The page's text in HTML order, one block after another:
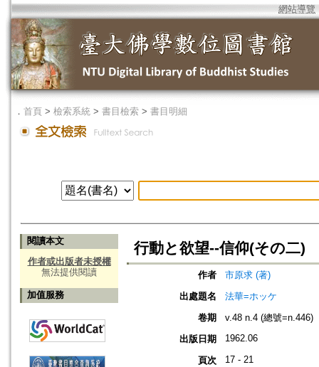
網站導覽
． 首頁 > 檢索系統 > 書目檢索 > 書目明細
閱讀本文
作者或出版者未授權
無法提供閱讀
加值服務
行動と欲望--信仰(その二)
作者
市原求 (著)
出處題名
法華=ホッケ
卷期
v.48 n.4 (總號=n.446)
出版日期
1962.06
頁次 17 - 21